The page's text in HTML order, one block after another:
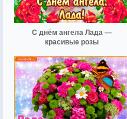
С днём ангела Лада —
красивые розы